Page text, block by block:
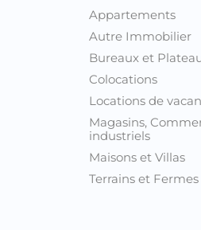
Appartements
Autre Immobilier
Bureaux et
Colocations
Locations de
Magasins,
industriels
Maisons et Villas
Terrains et Fermes